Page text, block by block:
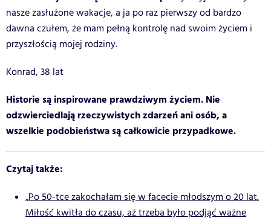
nasze zasłużone wakacje, a ja po raz pierwszy od bardzo
dawna czułem, że mam pełną kontrolę nad swoim życiem i
przyszłością mojej rodziny.
Konrad, 38 lat
Historie są inspirowane prawdziwym życiem. Nie
odzwierciedlają rzeczywistych zdarzeń ani osób, a
wszelkie podobieństwa są całkowicie przypadkowe.
Czytaj także:
„Po 50-tce zakochałam się w facecie młodszym o 20 lat.
Miłość kwitła do czasu, aż trzeba było podjąć ważne